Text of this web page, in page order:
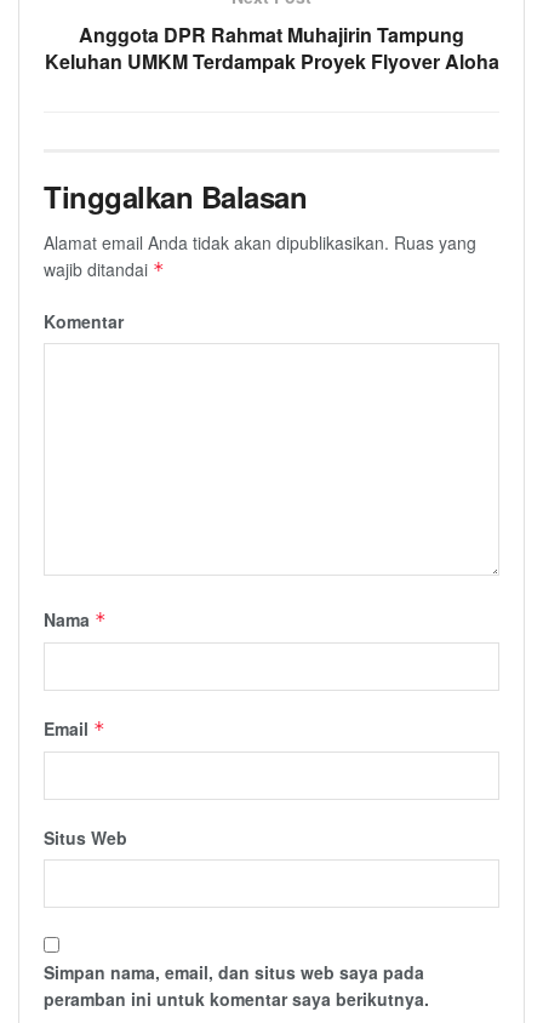
Anggota DPR Rahmat Muhajirin Tampung
Keluhan UMKM Terdampak Proyek Flyover Aloha
Tinggalkan Balasan
Alamat email Anda tidak akan dipublikasikan. Ruas yang
wajib ditandai *
Komentar
Nama *
Email *
Situs Web
Simpan nama, email, dan situs web saya pada
peramban ini untuk komentar saya berikutnya.